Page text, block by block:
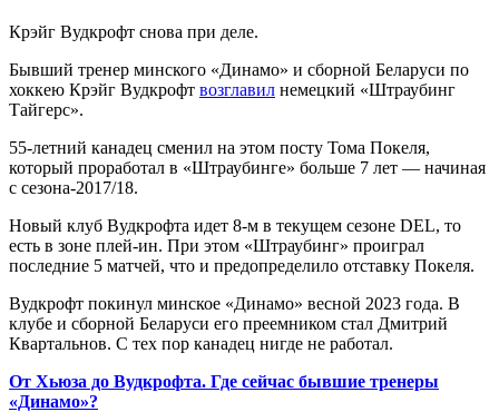
Крэйг Вудкрофт снова при деле.
Бывший тренер минского «Динамо» и сборной Беларуси по
хоккею Крэйг Вудкрофт возглавил немецкий «Штраубинг
Тайгерс».
55-летний канадец сменил на этом посту Тома Покеля,
который проработал в «Штраубинге» больше 7 лет — начиная
с сезона-2017/18.
Новый клуб Вудкрофта идет 8-м в текущем сезоне DEL, то
есть в зоне плей-ин. При этом «Штраубинг» проиграл
последние 5 матчей, что и предопределило отставку Покеля.
Вудкрофт покинул минское «Динамо» весной 2023 года. В
клубе и сборной Беларуси его преемником стал Дмитрий
Квартальнов. С тех пор канадец нигде не работал.
От Хьюза до Вудкрофта. Где сейчас бывшие тренеры
«Динамо»?